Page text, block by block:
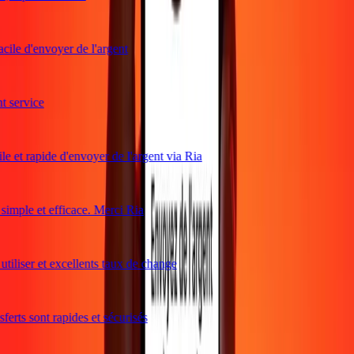
d'envoyer de l'argent
et rapide d'envoyer de l'argent via Ria
et efficace. Merci Ria
et excellents taux de change
sont rapides et sécurisés